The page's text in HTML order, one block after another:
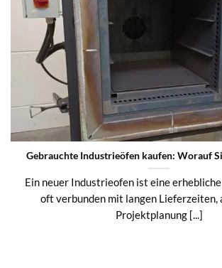
Gebrauchte Industrieöfen kaufen: Worauf
Ein neuer Industrieofen ist eine
oft verbunden mit langen Lieferzeiten,
Projektplanung [...]